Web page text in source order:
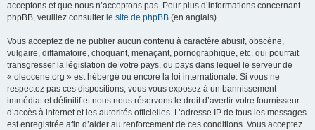
acceptons et que nous n’acceptons pas. Pour plus d’informations concernant
phpBB, veuillez consulter le site de phpBB (en anglais).
Vous acceptez de ne publier aucun contenu à caractère abusif, obscène,
vulgaire, diffamatoire, choquant, menaçant, pornographique, etc. qui pourrait
transgresser la législation de votre pays, du pays dans lequel le serveur de
« oleocene.org » est hébergé ou encore la loi internationale. Si vous ne
respectez pas ces dispositions, vous vous exposez à un bannissement
immédiat et définitif et nous nous réservons le droit d’avertir votre fournisseur
d’accès à internet et les autorités officielles. L’adresse IP de tous les messages
est enregistrée afin d’aider au renforcement de ces conditions. Vous acceptez